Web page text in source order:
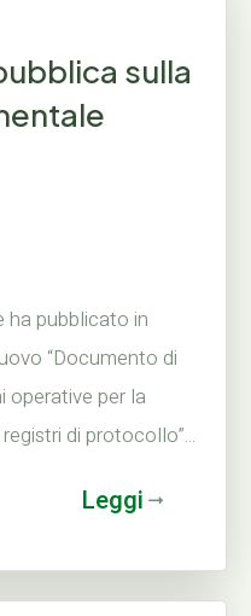
sulla
ha pubblicato in
“Documento di
operative per la
di protocollo”...
Leggi